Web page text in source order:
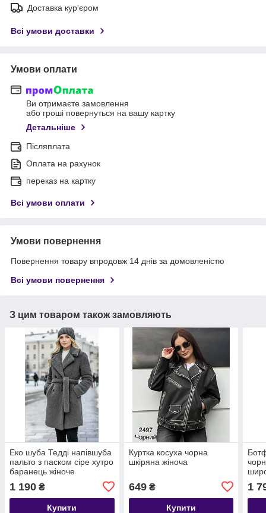
Доставка кур'єром
Всі умови доставки
Умови оплати
Ви отримаєте замовлення
або гроші повернуться на вашу картку
Детальніше
Післяплата
Оплата на рахунок
переказ на картку
Всі умови оплати
Умови повернення
Повернення товару впродовж 14 днів за домовленістю
Всі умови повернення
З цим товаром також замовляють
Еко шуба Тедді напівшуба
пальто з паском сіре хутро
баранець жіноче
1 190 ₴
Купити
Куртка косуха чорна
шкіряна жіноча
649₴
Купити
1